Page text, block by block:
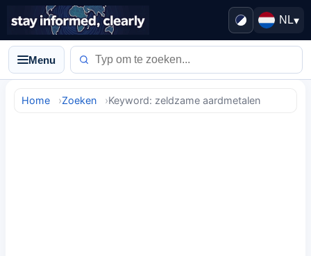
NL▾
Menu
Home Zoeken Keyword: zeldzame aardmetalen